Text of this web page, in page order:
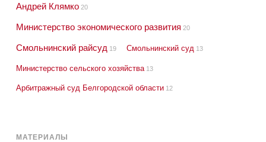
Андрей Клямко 20
Министерство экономического развития 20
Смольнинский райсуд 19 Смольнинский суд 13
Министерство сельского хозяйства 13
Арбитражный суд Белгородской области 12
МАТЕРИАЛЫ